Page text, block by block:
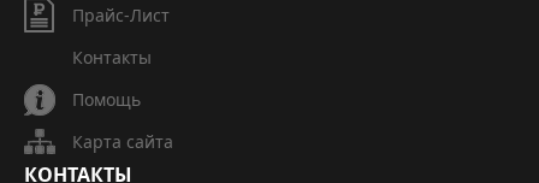
Прайс-Лист
Контакты
Помощь
Карта сайта
КОНТАКТЫ